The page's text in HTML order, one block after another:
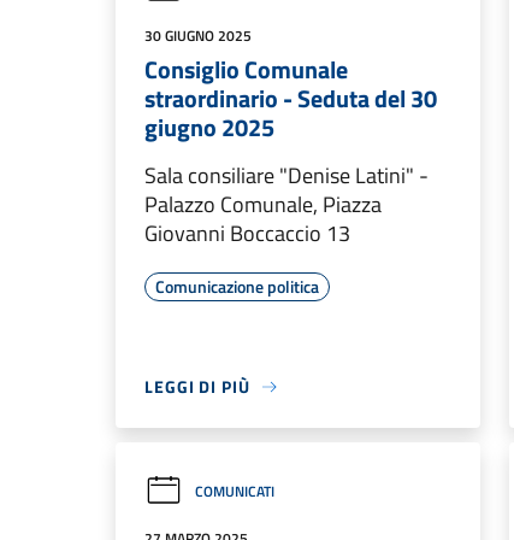
30 GIUGNO 2025
Consiglio Comunale
straordinario - Seduta del 30
giugno 2025
Sala consiliare "Denise Latini" -
Palazzo Comunale, Piazza
Giovanni Boccaccio 13
Comunicazione politica
LEGGI DI PIÙ
COMUNICATI